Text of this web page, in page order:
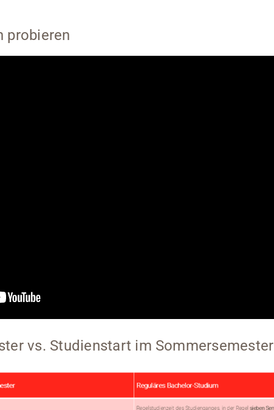
probieren
vs. Studienstart im Sommersemester